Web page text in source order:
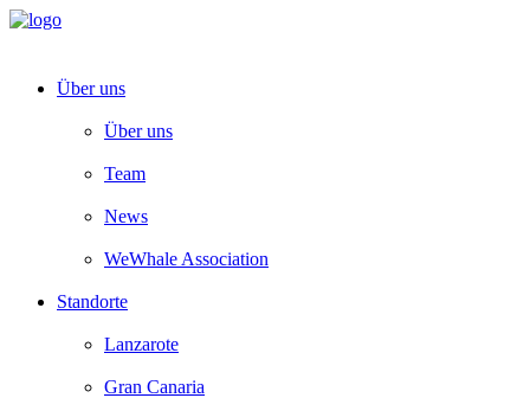
Über uns
Über uns
Team
News
WeWhale Association
Standorte
Lanzarote
Gran Canaria